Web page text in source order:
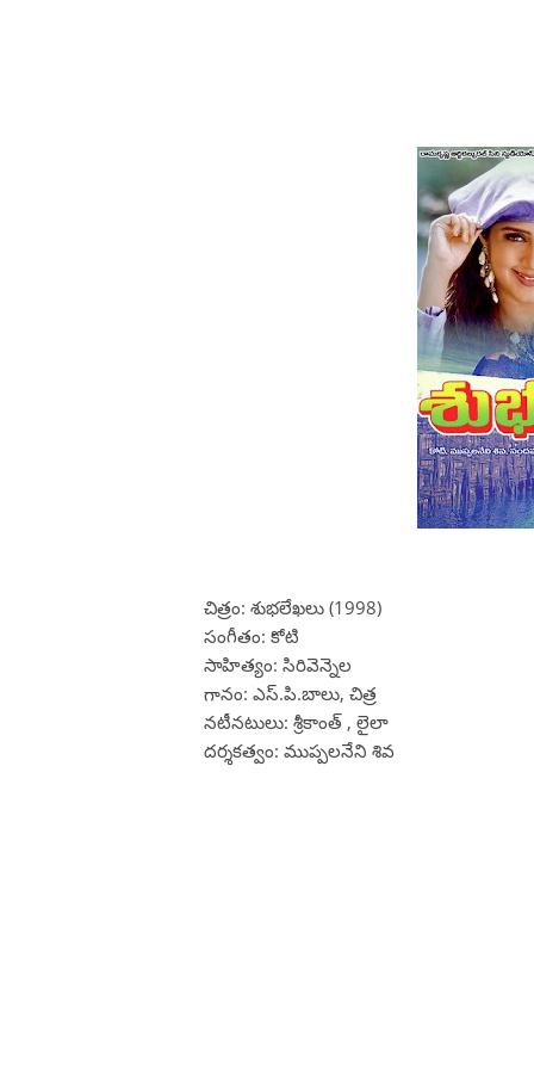
చిత్రం: శుభలేఖలు (1998)
సంగీతం: కోటి
సాహిత్యం: సిరివెన్నెల
గానం: ఎస్.పి.బాలు, చిత్ర
నటీనటులు: శ్రీకాంత్ , లైలా
దర్శకత్వం: ముప్పలనేని శివ